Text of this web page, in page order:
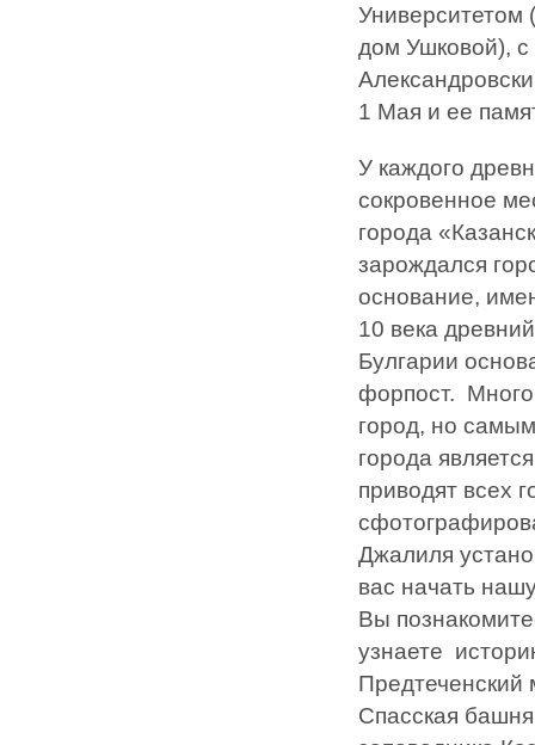
Университетом
дом Ушковой), с
1 Мая и ее
У каждого
сокровенное
города
зарождался
основание,
10 века
Булгарии
форпост. Много
город, но
города
приводят всех
Джалиля
вас начать
Вы
узнаете
Спасская